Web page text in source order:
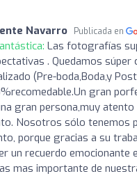
Navarro Publicada en
Las fotografías
. Quedamos súper
(Pre-boda,Boda,y
gran
gran persona,muy
Nosotros sólo tenemos
porque gracias a su
un recuerdo emocionante
mas importante de